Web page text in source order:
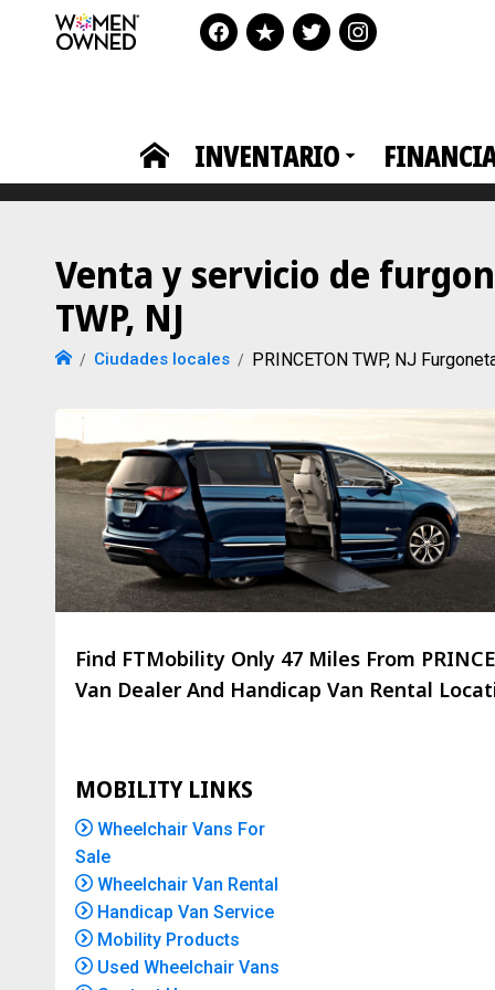
INVENTARIO
Venta y servicio de
TWP, NJ
Ciudades locales PRINCETON TWP, NJ
Find FTMobility Only 47 Miles From
Van Dealer And Handicap Van Rental
MOBILITY LINKS
Wheelchair Vans For
Sale
Wheelchair Van Rental
Handicap Van Service
Mobility Products
Used Wheelchair Vans